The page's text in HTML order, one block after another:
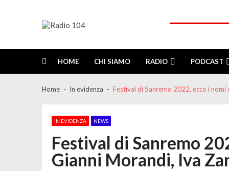
HOME CHI SIAMO RADIO PODCAST
Home In evidenza Festival di Sanremo 2022, ecco i
IN EVIDENZA NEWS
Festival di Sanremo
Gianni Morandi, Iva